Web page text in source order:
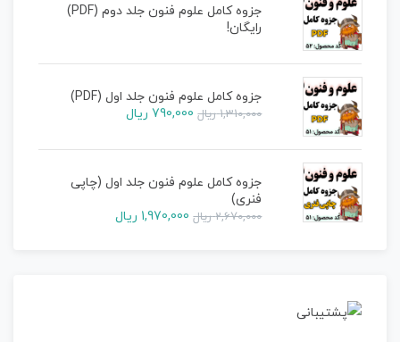
جزوه کامل علوم فنون جلد دوم (PDF)
رایگان!
جزوه کامل علوم فنون جلد اول (PDF)
1,310,000 ریال 790,000 ریال
جزوه کامل علوم فنون جلد اول (چاپی
فنری)
2,670,000 ریال 1,970,000 ریال